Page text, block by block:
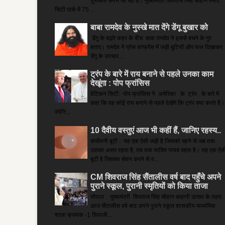
सिटी पार्क में 75 ...
बाबा रामदेव के नुस्खे मात देंगे डेंगू बुखार को
डेंगू के बढ़ते कहर के बीच बाबा रामदेव ने इससे बचने के गुर
बताए। रामदेव ने प्रेस कांफ्रेंस में जड़ी बूटियों और फल दिखाकर
डेंगू के उपचार...
ट्रंप के बारे में राय बनाने से पहले उनका काम
देखूंगा : पोप फ्रांसिस
वेटिकन सिटी: पोप फ्रांसिस ने अमेरिका के ट्रंप के बारे में
कहा कि वह कोई राय बनाने से पहले देखेंगे कि ट्रंप क्या करते हैं।
स्पेनि...
10 दैवीय वस्तुएं आज भी कहीं हैं, जानिए रहस्य..
संजीवनी बूटी : यह एक ऐसी जड़ी है जिसको खाने से जब तक
उसका असर रहता है, तब तक व्यक्ति गायब रहता है। यह एक
बूटी है जिसका सेवन करने से व...
CM शिवराज सिंह सैंतालीस वर्ष बाद पहुँचे अपने
पुराने स्कूल, पुरानी स्मृतियों को किया ताजा
भोपाल : मुख्यमंत्री शिवराज सिंह चौहान कहानी उत्सव के तहत
आज सैंतालीस वर्ष बाद अपने पुराने स्कूल शासकीय माध्यमिक
शाला क्रमांक -1 शिवाजी...